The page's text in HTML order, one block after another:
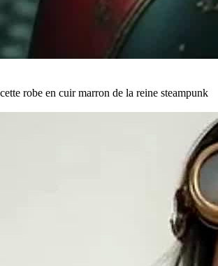
robe en cuir marron de la reine steampunk